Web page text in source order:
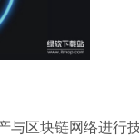
与区块链网络进行